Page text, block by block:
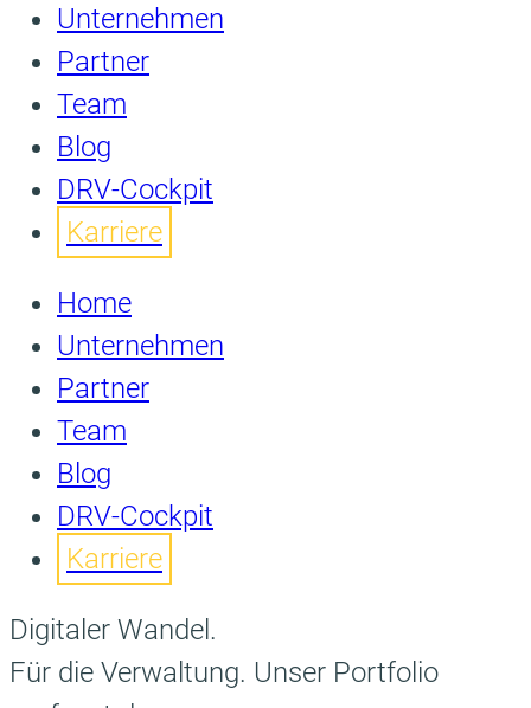
Unternehmen
Partner
Team
Blog
DRV-Cockpit
Karriere
Home
Unternehmen
Partner
Team
Blog
DRV-Cockpit
Karriere
Digitaler Wandel.
Für die Verwaltung. Unser Portfolio